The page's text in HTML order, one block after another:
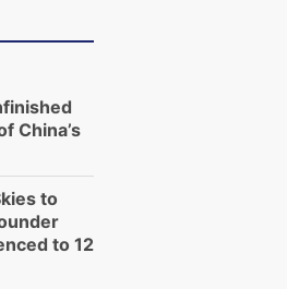
China’s
to
to 12